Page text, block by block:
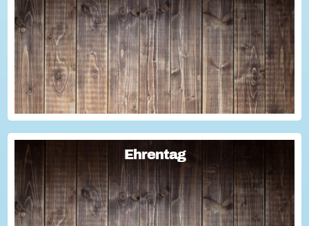
Sie haben Fragen zum Thema "Versicherung im Ehrenamt"?
Oder wollten schon immer mal lernen, wie man Engagement-
Geschichten für die Öffentlichkeitsarbeit des Vereins
nutzen kann? Dann haben wir da was!...
Ehrentag
Ehrentag
Macht den Ehrentag mit eurer Aktion zu eurem "hessischen
Ehrentag"...